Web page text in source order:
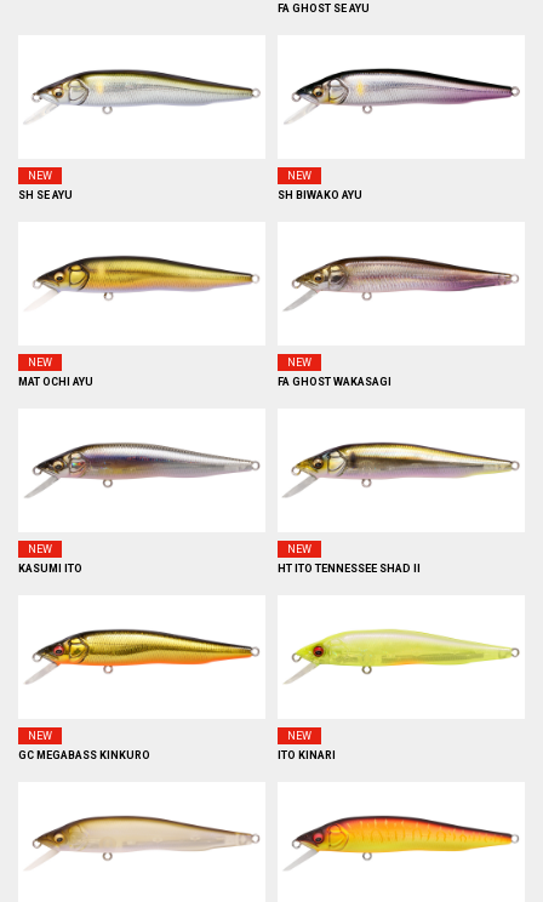
FA GHOST SE AYU
NEW
SH SE AYU
NEW
SH BIWAKO AYU
NEW
MAT OCHI AYU
NEW
FA GHOST WAKASAGI
NEW
KASUMI ITO
NEW
HT ITO TENNESSEE SHAD II
NEW
GC MEGABASS KINKURO
NEW
ITO KINARI